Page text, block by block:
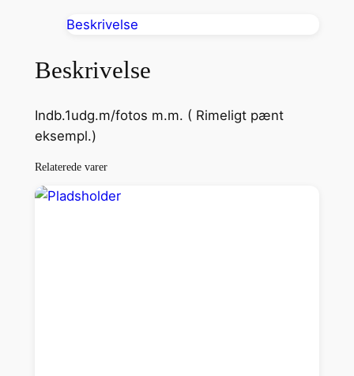
Beskrivelse
Beskrivelse
Indb.1udg.m/fotos m.m. ( Rimeligt pænt
eksempl.)
Relaterede varer